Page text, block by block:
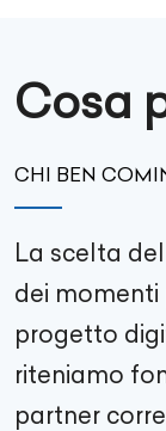
Cosa
CHI BEN
La scelta
dei
progetto
riteniamo
partner